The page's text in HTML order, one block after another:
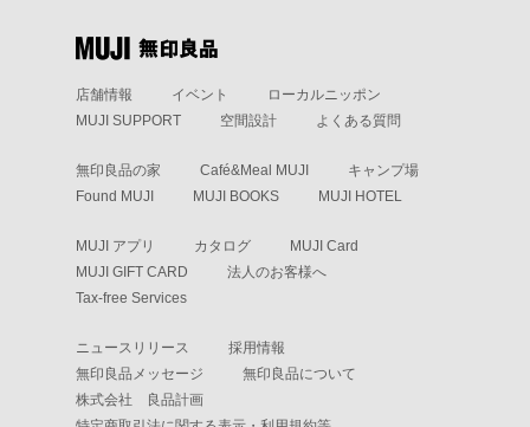
店舗情報 イベント
ローカルニッポン
MUJI SUPPORT
空間設計 よくある質問
無印良品の家 Café&Meal MUJI
キャンプ場
Found MUJI
MUJI BOOKS MUJI HOTEL
MUJI アプリ カタログ
MUJI Card
MUJI GIFT CARD
法人のお客様へ
Tax-free Services
ニュースリリース
採用情報
無印良品メッセージ
無印良品について
株式会社 良品計画